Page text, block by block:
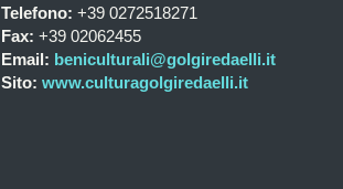
Telefono: +39 0272518271
Fax: +39 02062455
Email: beniculturali@golgiredaelli.it
Sito: www.culturagolgiredaelli.it